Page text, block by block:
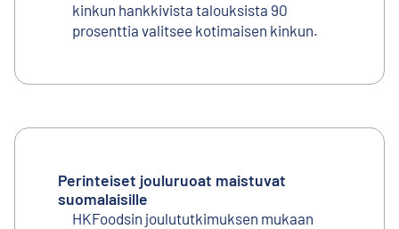
kinkun hankkivista talouksista 90
prosenttia valitsee kotimaisen kinkun.
Perinteiset jouluruoat maistuvat
suomalaisille
HKFoodsin joulututkimuksen mukaan